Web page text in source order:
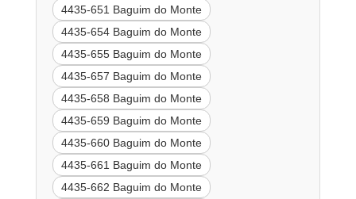
4435-651 Baguim do Monte
4435-654 Baguim do Monte
4435-655 Baguim do Monte
4435-657 Baguim do Monte
4435-658 Baguim do Monte
4435-659 Baguim do Monte
4435-660 Baguim do Monte
4435-661 Baguim do Monte
4435-662 Baguim do Monte